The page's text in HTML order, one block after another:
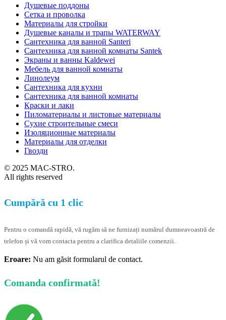
Душевые поддоны
Сетка и проволка
Материалы для стройки
Душевые каналы и трапы WATERWAY
Сантехника для ванной Santeri
Сантехника для ванной комнаты Santek
Экраны и ванны Kaldewei
Мебель для ванной комнаты
Линолеум
Сантехника для кухни
Сантехника для ванной комнаты
Краски и лаки
Пиломатериалы и листовые материалы
Сухие строительные смеси
Изоляционные материалы
Материалы для отделки
Гвозди
© 2025 MAC-STRO.
All rights reserved
Cumpără cu 1 clic
Pentru o comandă rapidă, vă rugăm să ne furnizați numărul dumneavoastră de
telefon și vă vom contacta pentru a clarifica detaliile comenzii.
Eroare: Nu am găsit formularul de contact.
Comanda confirmată!